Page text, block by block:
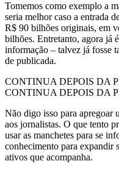
Tomemos como exemplo a
seria melhor caso a entrada
R$ 90 bilhões originais, em
bilhões. Entretanto, agora já
informação – talvez já fosse
de publicada.
CONTINUA DEPOIS DA
CONTINUA DEPOIS DA
Não digo isso para apregoar
aos jornalistas. O que tento
usar as manchetes para se
conhecimento para expandir
ativos que acompanha.